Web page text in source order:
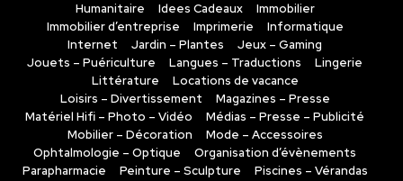
Humanitaire
Idees Cadeaux
Immobilier
Immobilier d’entreprise
Imprimerie
Informatique
Internet
Jardin – Plantes
Jeux – Gaming
Jouets – Puériculture
Langues – Traductions
Lingerie
Littérature
Locations de vacance
Loisirs – Divertissement
Magazines – Presse
Matériel Hifi – Photo – Vidéo
Médias – Presse – Publicité
Mobilier – Décoration
Mode – Accessoires
Ophtalmologie – Optique
Organisation d’évènements
Parapharmacie
Peinture – Sculpture
Piscines – Vérandas